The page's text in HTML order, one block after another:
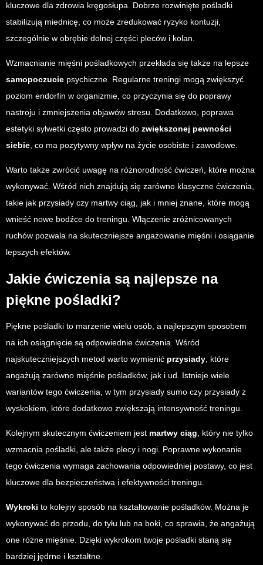
kluczowe dla zdrowia kręgosłupa. Dobrze rozwinięte pośladki
stabilizują miednicę, co może zredukować ryzyko kontuzji,
szczególnie w obrębie dolnej części pleców i kolan.
Wzmacnianie mięśni pośladkowych przekłada się także na lepsze
samopoczucie psychiczne. Regularne treningi mogą zwiększyć
poziom endorfin w organizmie, co przyczynia się do poprawy
nastroju i zmniejszenia objawów stresu. Dodatkowo, poprawa
estetyki sylwetki często prowadzi do zwiększonej pewności
siebie , co ma pozytywny wpływ na życie osobiste i zawodowe.
Warto także zwrócić uwagę na różnorodność ćwiczeń, które można
wykonywać. Wśród nich znajdują się zarówno klasyczne ćwiczenia,
takie jak przysiady czy martwy ciąg, jak i mniej znane, które mogą
wnieść nowe bodźce do treningu. Włączenie zróżnicowanych
ruchów pozwala na skuteczniejsze angażowanie mięśni i osiąganie
lepszych efektów.
Jakie ćwiczenia są najlepsze na
piękne pośladki?
Piękne pośladki to marzenie wielu osób, a najlepszym sposobem
na ich osiągnięcie są odpowiednie ćwiczenia. Wśród
najskuteczniejszych metod warto wymienić przysiady , które
angażują zarówno mięśnie pośladków, jak i ud. Istnieje wiele
wariantów tego ćwiczenia, w tym przysiady sumo czy przysiady z
wyskokiem, które dodatkowo zwiększają intensywność treningu.
Kolejnym skutecznym ćwiczeniem jest martwy ciąg , który nie tylko
wzmacnia pośladki, ale także plecy i nogi. Poprawne wykonanie
tego ćwiczenia wymaga zachowania odpowiedniej postawy, co jest
kluczowe dla bezpieczeństwa i efektywności treningu.
Wykroki to kolejny sposób na kształtowanie pośladków. Można je
wykonywać do przodu, do tyłu lub na boki, co sprawia, że angażują
one różne mięśnie. Dzięki wykrokom twoje pośladki staną się
bardziej jędrne i kształtne.